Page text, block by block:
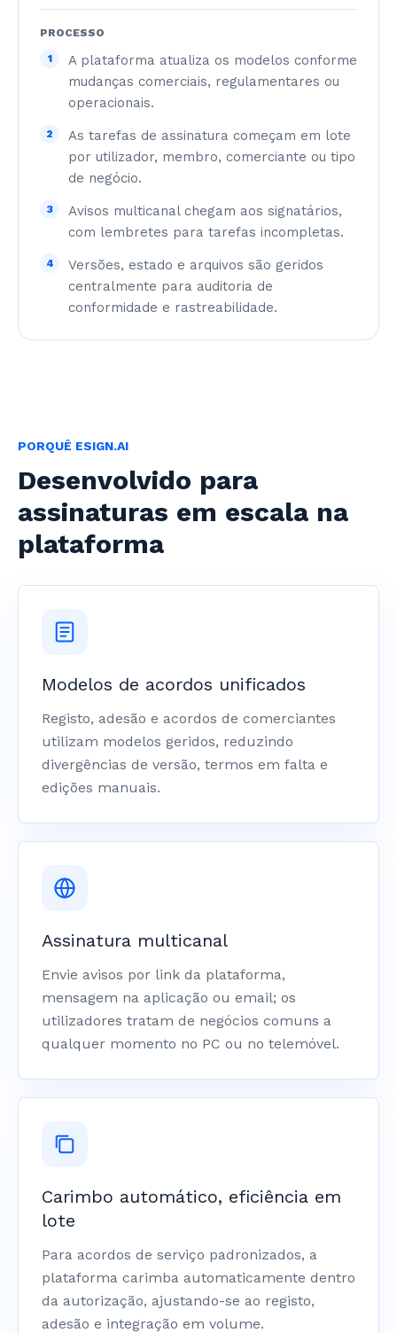
PROCESSO
1
A plataforma atualiza os modelos conforme
mudanças comerciais, regulamentares ou
operacionais.
2
As tarefas de assinatura começam em lote
por utilizador, membro, comerciante ou tipo
de negócio.
3
Avisos multicanal chegam aos signatários,
com lembretes para tarefas incompletas.
4
Versões, estado e arquivos são geridos
centralmente para auditoria de
conformidade e rastreabilidade.
PORQUÊ ESIGN.AI
Desenvolvido para
assinaturas em escala na
plataforma
Modelos de acordos unificados
Registo, adesão e acordos de comerciantes
utilizam modelos geridos, reduzindo
divergências de versão, termos em falta e
edições manuais.
Assinatura multicanal
Envie avisos por link da plataforma,
mensagem na aplicação ou email; os
utilizadores tratam de negócios comuns a
qualquer momento no PC ou no telemóvel.
Carimbo automático, eficiência em
lote
Para acordos de serviço padronizados, a
plataforma carimba automaticamente dentro
da autorização, ajustando-se ao registo,
adesão e integração em volume.